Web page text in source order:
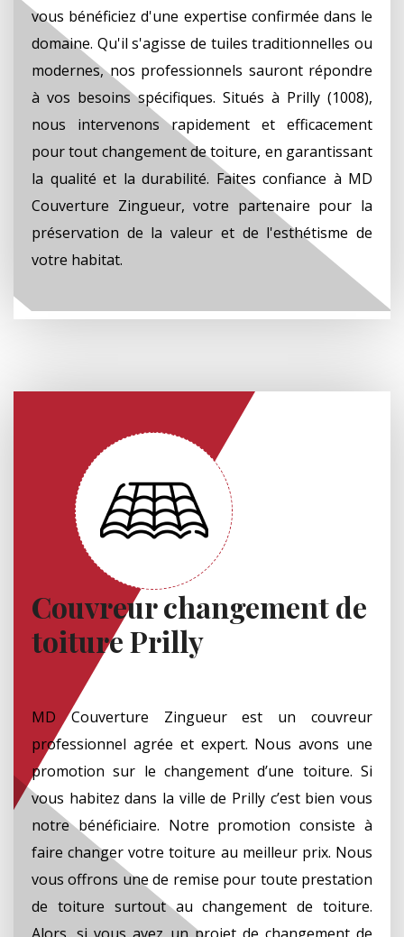
vous bénéficiez d'une expertise confirmée dans le
domaine. Qu'il s'agisse de tuiles traditionnelles ou
modernes, nos professionnels sauront répondre
à vos besoins spécifiques. Situés à Prilly (1008),
nous intervenons rapidement et efficacement
pour tout changement de toiture, en garantissant
la qualité et la durabilité. Faites confiance à MD
Couverture Zingueur, votre partenaire pour la
préservation de la valeur et de l'esthétisme de
votre habitat.
Couvreur changement de
toiture Prilly
MD Couverture Zingueur est un couvreur
professionnel agrée et expert. Nous avons une
promotion sur le changement d’une toiture. Si
vous habitez dans la ville de Prilly c’est bien vous
notre bénéficiaire. Notre promotion consiste à
faire changer votre toiture au meilleur prix. Nous
vous offrons une de remise pour toute prestation
de toiture surtout au changement de toiture.